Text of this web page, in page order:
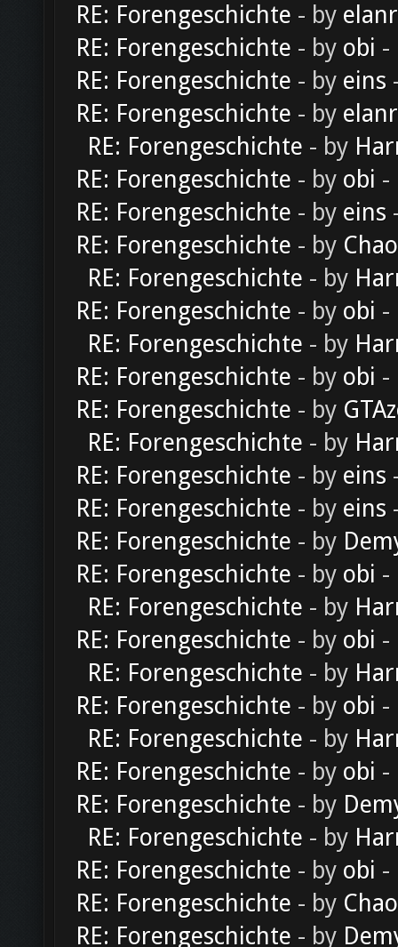
RE: Forengeschichte - by
RE: Forengeschichte - by obi -
RE: Forengeschichte - by eins
RE: Forengeschichte - by
RE: Forengeschichte - by
RE: Forengeschichte - by obi -
RE: Forengeschichte - by eins
RE: Forengeschichte - by
RE: Forengeschichte - by
RE: Forengeschichte - by obi -
RE: Forengeschichte - by
RE: Forengeschichte - by obi -
RE: Forengeschichte - by
RE: Forengeschichte - by
RE: Forengeschichte - by eins
RE: Forengeschichte - by eins
RE: Forengeschichte - by
RE: Forengeschichte - by obi -
RE: Forengeschichte - by
RE: Forengeschichte - by obi -
RE: Forengeschichte - by
RE: Forengeschichte - by obi -
RE: Forengeschichte - by
RE: Forengeschichte - by obi -
RE: Forengeschichte - by
RE: Forengeschichte - by
RE: Forengeschichte - by obi -
RE: Forengeschichte - by
RE: Forengeschichte - by